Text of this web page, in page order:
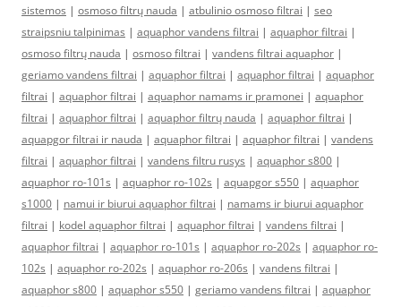
sistemos | osmoso filtrų nauda | atbulinio osmoso filtrai | seo
straipsniu talpinimas | aquaphor vandens filtrai | aquaphor filtrai |
osmoso filtrų nauda | osmoso filtrai | vandens filtrai aquaphor |
geriamo vandens filtrai | aquaphor filtrai | aquaphor filtrai | aquaphor
filtrai | aquaphor filtrai | aquaphor namams ir pramonei | aquaphor
filtrai | aquaphor filtrai | aquaphor filtrų nauda | aquaphor filtrai |
aquapgor filtrai ir nauda | aquaphor filtrai | aquaphor filtrai | vandens
filtrai | aquaphor filtrai | vandens filtru rusys | aquaphor s800 |
aquaphor ro-101s | aquaphor ro-102s | aquapgor s550 | aquaphor
s1000 | namui ir biurui aquaphor filtrai | namams ir biurui aquaphor
filtrai | kodel aquaphor filtrai | aquaphor filtrai | vandens filtrai |
aquaphor filtrai | aquaphor ro-101s | aquaphor ro-202s | aquaphor ro-
102s | aquaphor ro-202s | aquaphor ro-206s | vandens filtrai |
aquaphor s800 | aquaphor s550 | geriamo vandens filtrai | aquaphor